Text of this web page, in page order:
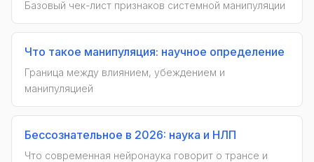
Базовый чек-лист признаков системной манипуляции
Что такое манипуляция: научное определение
Граница между влиянием, убеждением и
манипуляцией
Бессознательное в 2026: наука и НЛП
Что современная нейронаука говорит о трансе и